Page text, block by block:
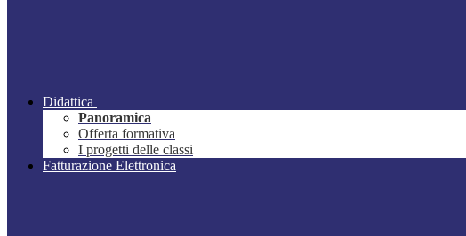
Didattica
Panoramica
Offerta formativa
I progetti delle classi
Fatturazione Elettronica